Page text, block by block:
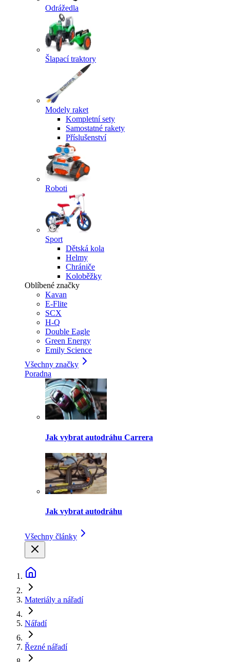
Odrážedla
Šlapací traktory
Modely raket
Kompletní sety
Samostatné rakety
Příslušenství
Roboti
Sport
Dětská kola
Helmy
Chrániče
Koloběžky
Oblíbené značky
Kavan
E-Flite
SCX
H-Q
Double Eagle
Green Energy
Emily Science
Všechny značky
Poradna
Jak vybrat autodráhu Carrera
Jak vybrat autodráhu
Všechny články
Materiály a nářadí
Nářadí
Řezné nářadí